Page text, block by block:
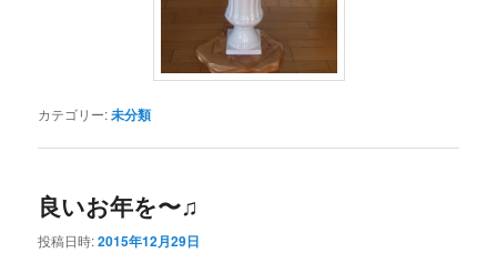
カテゴリー:未分類
良いお年を〜♫
投稿日時:2015年12月29日